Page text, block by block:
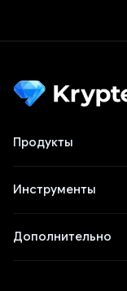
Продукты
Инструменты
Дополнительно